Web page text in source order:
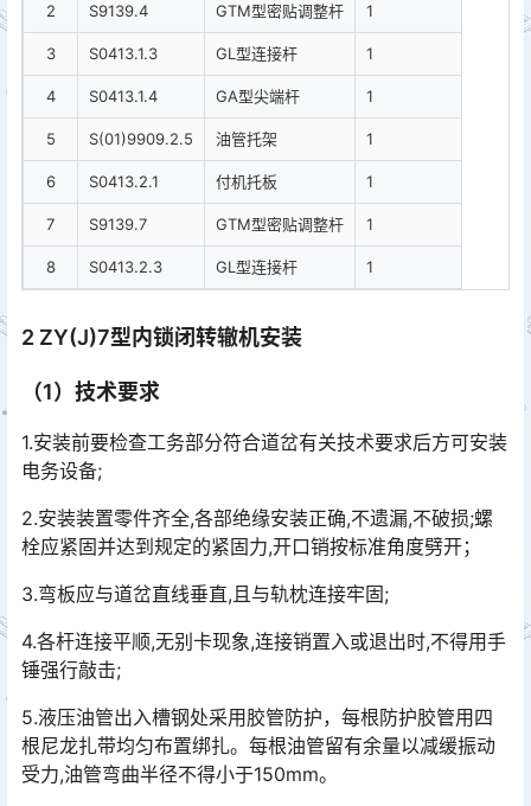
2 S9139.4 GTM型密贴调整杆 1
3 S0413.1.3 GL型连接杆 1
4 S0413.1.4 GA型尖端杆 1
5 S(01)9909.2.5 油管托架 1
6 S0413.2.1 付机托板 1
7 S9139.7 GTM型密贴调整杆 1
8 S0413.2.3 GL型连接杆 1
2 ZY(J)7型内锁闭转辙机安装
（1）技术要求
1.安装前要检查工务部分符合道岔有关技术要求后方可安装
电务设备;
2.安装装置零件齐全,各部绝缘安装正确,不遗漏,不破损;螺
栓应紧固并达到规定的紧固力,开口销按标准角度劈开；󠄐󠄹󠅀󠄪󠄢󠄡󠄨󠄞󠄧󠄨󠄞󠄡󠄨󠄣󠄞󠄢󠄢󠄥󠄬󠅒󠅢󠄟󠄮󠄐󠅅󠄹󠄴󠄪󠄡󠄬󠅒󠅢󠄟󠄮󠄾󠅑󠅝󠅕󠄪󠄡󠄣󠄢󠄧󠄩󠄡󠄩󠄧󠄩󠄧󠄩󠄬󠅒󠅢󠄟󠄮󠇘󠆭󠆘󠇙󠆝󠅵󠇗󠆭󠆁󠄐󠇗󠅹󠅸󠇖󠆍󠅳󠇖󠅹󠅰󠇖󠆌󠅹󠄬󠅒󠅢󠄟󠄮󠅅󠅃󠄵󠅂󠄪󠇖󠆨󠆨󠇕󠆞󠆒󠅬󠇘󠆭󠆘󠇙󠆝󠅵󠇗󠆭󠆁󠄐󠇗󠅹󠅸󠇖󠆍󠅳󠇖󠅹󠅰󠇖󠆌󠅹
3.弯板应与道岔直线垂直,且与轨枕连接牢固;󠄐󠄹󠅀󠄪󠄢󠄡󠄨󠄞󠄧󠄨󠄞󠄡󠄨󠄣󠄞󠄢󠄢󠄥󠄬󠅒󠅢󠄟󠄮󠄐󠅅󠄹󠄴󠄪󠄡󠄬󠅒󠅢󠄟󠄮󠄾󠅑󠅝󠅕󠄪󠄡󠄣󠄢󠄧󠄩󠄡󠄩󠄧󠄩󠄧󠄩󠄬󠅒󠅢󠄟󠄮󠇘󠆭󠆘󠇙󠆝󠅵󠇗󠆭󠆁󠄐󠇗󠅹󠅸󠇖󠆍󠅳󠇖󠅹󠅰󠇖󠆌󠅹󠄬󠅒󠅢󠄟󠄮󠅅󠅃󠄵󠅂󠄪󠇖󠆨󠆨󠇕󠆞󠆒󠅬󠇘󠆭󠆘󠇙󠆝󠅵󠇗󠆭󠆁󠄐󠇗󠅹󠅸󠇖󠆍󠅳󠇖󠅹󠅰󠇖󠆌󠅹
4.各杆连接平顺,无别卡现象,连接销置入或退出时,不得用手
锤强行敲击;󠄐󠄹󠅀󠄪󠄢󠄡󠄨󠄞󠄧󠄨󠄞󠄡󠄨󠄣󠄞󠄢󠄢󠄥󠄬󠅒󠅢󠄟󠄮󠄐󠅅󠄹󠄴󠄪󠄡󠄬󠅒󠅢󠄟󠄮󠄾󠅑󠅝󠅕󠄪󠄡󠄣󠄢󠄧󠄩󠄡󠄩󠄧󠄩󠄧󠄩󠄬󠅒󠅢󠄟󠄮󠇘󠆭󠆘󠇙󠆝󠅵󠇗󠆭󠆁󠄐󠇗󠅹󠅸󠇖󠆍󠅳󠇖󠅹󠅰󠇖󠆌󠅹󠄬󠅒󠅢󠄟󠄮󠅅󠅃󠄵󠅂󠄪󠇖󠆨󠆨󠇕󠆞󠆒󠅬󠇘󠆭󠆘󠇙󠆝󠅵󠇗󠆭󠆁󠄐󠇗󠅹󠅸󠇖󠆍󠅳󠇖󠅹󠅰󠇖󠆌󠅹
5.液压油管出入槽钢处采用胶管防护，每根防护胶管用四
根尼龙扎带均匀布置绑扎。每根油管留有余量以减缓振动
受力,油管弯曲半径不得小于150mm。󠄐󠄹󠅀󠄪󠄢󠄡󠄨󠄞󠄧󠄨󠄞󠄡󠄨󠄣󠄞󠄢󠄢󠄥󠄬󠅒󠅢󠄟󠄮󠄐󠅅󠄹󠄴󠄪󠄡󠄬󠅒󠅢󠄟󠄮󠄾󠅑󠅝󠅕󠄪󠄡󠄣󠄢󠄧󠄩󠄡󠄩󠄧󠄩󠄧󠄩󠄬󠅒󠅢󠄟󠄮󠇘󠆭󠆘󠇙󠆝󠅵󠇗󠆭󠆁󠄐󠇗󠅹󠅸󠇖󠆍󠅳󠇖󠅹󠅰󠇖󠆌󠅹󠄬󠅒󠅢󠄟󠄮󠅅󠅃󠄵󠅂󠄪󠇖󠆨󠆨󠇕󠆞󠆒󠅬󠇘󠆭󠆘󠇙󠆝󠅵󠇗󠆭󠆁󠄐󠇗󠅹󠅸󠇖󠆍󠅳󠇖󠅹󠅰󠇖󠆌󠅹